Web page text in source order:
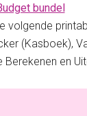
bundel
volgende
(Kasboek),
en